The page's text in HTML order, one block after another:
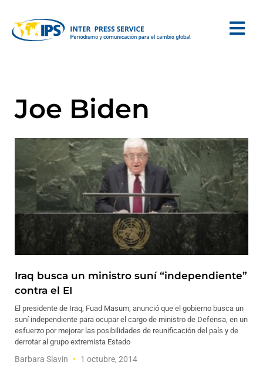
Joe Biden
Iraq busca un ministro suní “independiente”
contra el EI
El presidente de Iraq, Fuad Masum, anunció que el gobierno busca un
suní independiente para ocupar el cargo de ministro de Defensa, en un
esfuerzo por mejorar las posibilidades de reunificación del país y de
derrotar al grupo extremista Estado
Barbara Slavin 1 octubre, 2014